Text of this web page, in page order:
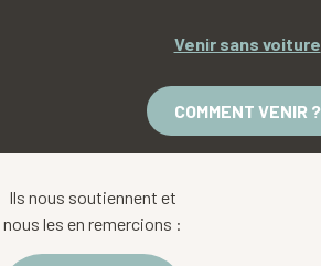
Venir sans voiture
COMMENT VENIR ?
Ils nous soutiennent et
nous les en remercions :